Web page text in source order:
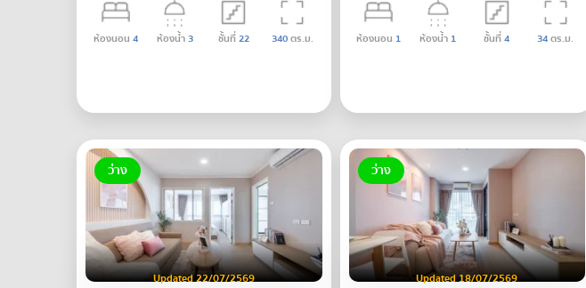
ห้องนอน 4 ห้องน้ำ3 ชั้นที่22 340ตร.ม. ห้องนอน 1 ห้องน้ำ 1 ชั้นที่4 34ตร.ม.
ว่าง
Updated 22/07/2569
ว่าง
Updated 18/07/2569